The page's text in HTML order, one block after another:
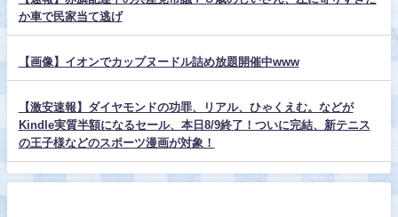
か車で民家当て逃げ
【画像】イオンでカップヌードル詰め放題開催中www
【激安速報】ダイヤモンドの功罪、リアル、ひゃくえむ。などが
Kindle実質半額になるセール、本日8/9終了！ついに完結、新テニス
の王子様などのスポーツ漫画が対象！